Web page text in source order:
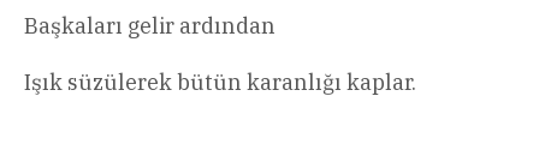
Başkaları gelir ardından
Işık süzülerek bütün karanlığı kaplar.